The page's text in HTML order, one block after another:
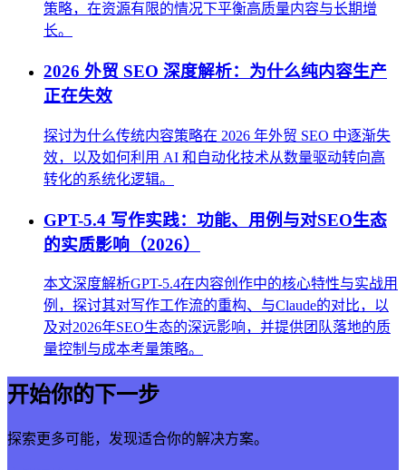
策略，在资源有限的情况下平衡高质量内容与长期增
长。
2026 外贸 SEO 深度解析：为什么纯内容生产
正在失效
探讨为什么传统内容策略在 2026 年外贸 SEO 中逐渐失
效，以及如何利用 AI 和自动化技术从数量驱动转向高
转化的系统化逻辑。
GPT-5.4 写作实践：功能、用例与对SEO生态
的实质影响（2026）
本文深度解析GPT-5.4在内容创作中的核心特性与实战用
例，探讨其对写作工作流的重构、与Claude的对比，以
及对2026年SEO生态的深远影响，并提供团队落地的质
量控制与成本考量策略。
开始你的下一步
探索更多可能，发现适合你的解决方案。